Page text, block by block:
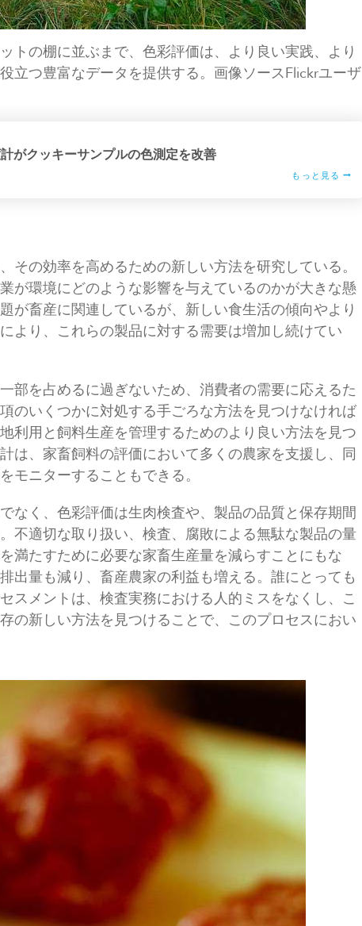
トの棚に並ぶまで、色彩評価は、より良い実践、より
立つ豊富なデータを提供する。画像ソースFlickrユーザ
がクッキーサンプルの色測定を改善
もっと見る
その効率を高めるための新しい方法を研究している。
が環境にどのような影響を与えているのかが大きな懸
が畜産に関連しているが、新しい食生活の傾向やより
より、これらの製品に対する需要は増加し続けてい
部を占めるに過ぎないため、消費者の需要に応えるた
のいくつかに対処する手ごろな方法を見つけなければ
利用と飼料生産を管理するためのより良い方法を見つ
は、家畜飼料の評価において多くの農家を支援し、同
モニターすることもできる。
なく、色彩評価は生肉検査や、製品の品質と保存期間
不適切な取り扱い、検査、腐敗による無駄な製品の量
満たすために必要な家畜生産量を減らすことにもな
出量も減り、畜産農家の利益も増える。誰にとっても
スメントは、検査実務における人的ミスをなくし、こ
の新しい方法を見つけることで、このプロセスにおい